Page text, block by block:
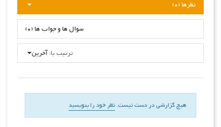
نظرها (0)
سوال ها و جواب ها (0)
ترتیب با: آخرین
هیچ گزارشی در دست نیست. نظر خود را بنویسید